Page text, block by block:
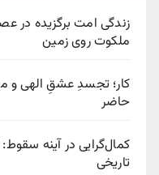
زندگی امت برگزیده در
ملکوت روی زمین
کار؛ تجسدِ عشقِ الهی و
حاضر
کمال‌گرایی در آینه
تاریخی